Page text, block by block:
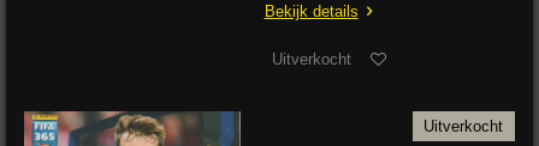
Bekijk details
Uitverkocht
Uitverkocht